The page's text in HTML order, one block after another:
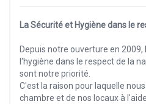
La Sécurité et Hygiène dans le
Depuis notre ouverture en
l'hygiène dans le respect de la
sont notre priorité.
C'est la raison pour laquelle
chambre et de nos locaux à